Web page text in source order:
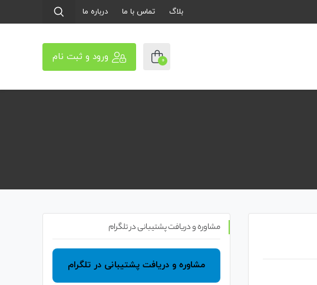
بلاگ تماس با ما درباره ما
0 ورود و ثبت نام
مشاوره و دریافت پشتیبانی در تلگرام
مشاوره و دریافت پشتیبانی در تلگرام